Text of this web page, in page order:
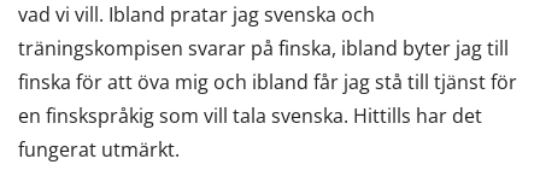
vad vi vill. Ibland pratar jag svenska och
träningskompisen svarar på finska, ibland byter jag till
finska för att öva mig och ibland får jag stå till tjänst för
en finskspråkig som vill tala svenska. Hittills har det
fungerat utmärkt.